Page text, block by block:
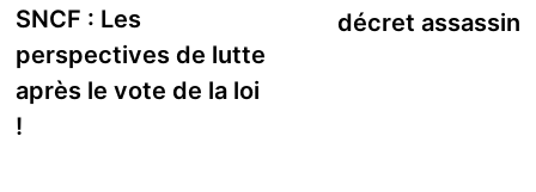
l’article
SNCF : Les
perspectives de lutte
après le vote de la loi
!
décret assassin